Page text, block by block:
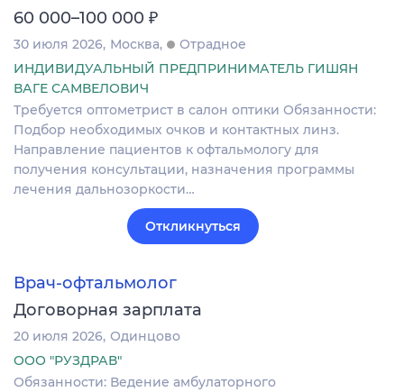
60 000–100 000 ₽
30 июля 2026 Москва
Отрадное
ИНДИВИДУАЛЬНЫЙ ПРЕДПРИНИМАТЕЛЬ ГИШЯН
ВАГЕ САМВЕЛОВИЧ
Требуется оптометрист в салон оптики Обязанности:
Подбор необходимых очков и контактных линз.
Направление пациентов к офтальмологу для
получения консультации, назначения программы
лечения дальнозоркости…
Откликнуться
Врач-офтальмолог
Договорная зарплата
20 июля 2026 Одинцово
ООО "РУЗДРАВ"
Обязанности: Ведение амбулаторного